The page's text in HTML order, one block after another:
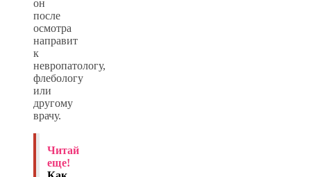
он
после
осмотра
направит
к
невропатологу,
флебологу
или
другому
врачу.
Читай
еще!